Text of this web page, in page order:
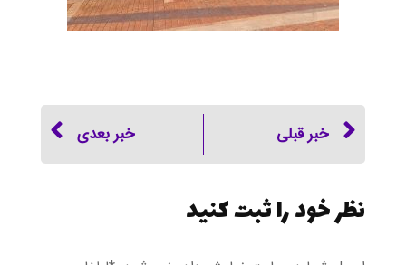
خبر قبلی خبر بعدی
نظر خود را ثبت کنید